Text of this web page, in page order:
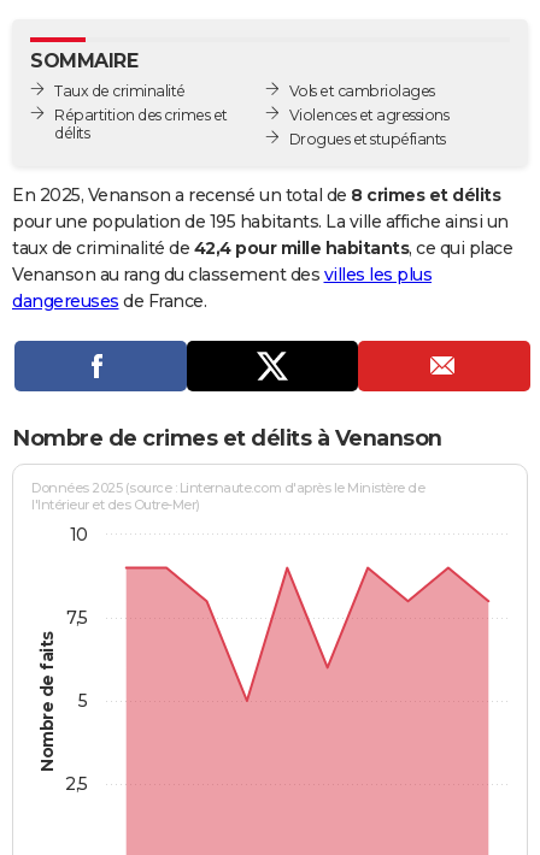
GUIDES D'ACHAT
BONS PLANS
Carte de Noël
Carte Bonne année
Carte Saint-Valentin
Carte Pâques
Carte d'anniversaire
DICTIONNAIRE
Dictionnaire
Biographies
Citations
Expressions
Proverbes
PROGRAMME TV
Se connecter
Entreprises
Service militaire
Avis de recherche
AVIS DE DÉCÈS
Bricolage
Lifestyle
Culture
Sport
Auto
Television
Voyage
Cinema
SOMMAIRE
Taux de criminalité
Répartition des crimes et
délits
Vols et cambriolages
Violences et agressions
Drogues et stupéfiants
En 2025, Venanson a recensé un total de 8 crimes et délits
pour une population de 195 habitants. La ville affiche ainsi un
taux de criminalité de 42,4 pour mille habitants, ce qui place
Venanson au rang du classement des villes les plus
dangereuses de France.
Nombre de crimes et délits à Venanson
Nombre de faits
Données 2025 (source : Linternaute.com d'après le Ministère de
l'Intérieur et des Outre-Mer)
2,5
5
7,5
10